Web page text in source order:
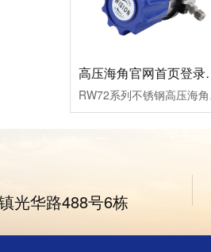
高压海
RW72系列不
光华路488号6栋